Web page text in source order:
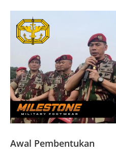
Awal Pembentukan